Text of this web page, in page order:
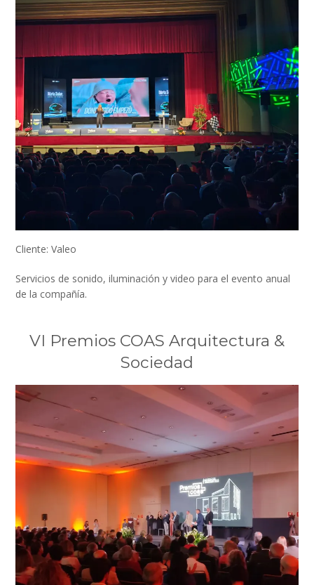
Cliente: Valeo
Servicios de sonido, iluminación y video para el evento anual
de la compañía.
VI Premios COAS Arquitectura &
Sociedad